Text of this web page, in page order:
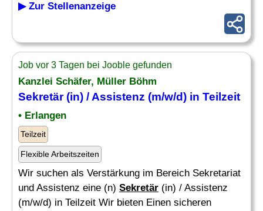
▶ Zur Stellenanzeige
Job vor 3 Tagen bei Jooble gefunden
Kanzlei Schäfer, Müller Böhm
Sekretär(in) / Assistenz (m/w/d) in Teilzeit
• Erlangen
Teilzeit
Flexible Arbeitszeiten
Wir suchen als Verstärkung im Bereich Sekretariat
und Assistenz eine (n) Sekretär (in) / Assistenz
(m/w/d) in Teilzeit Wir bieten Einen sicheren